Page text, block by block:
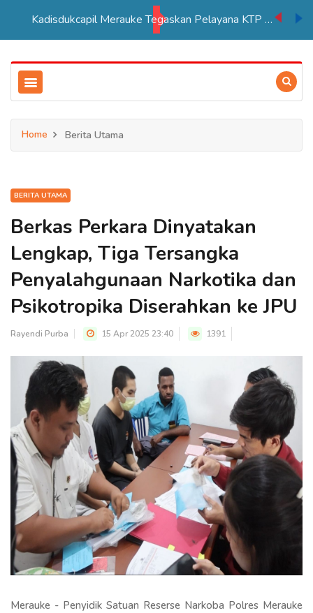
Kadisdukcapil Merauke Tegaskan Pelayana KTP Sesuai SOP
Home Berita Utama
BERITA UTAMA
Berkas Perkara Dinyatakan
Lengkap, Tiga Tersangka
Penyalahgunaan Narkotika dan
Psikotropika Diserahkan ke JPU
Rayendi Purba 15 Apr 2025 23:40 1391
Merauke - Penyidik Satuan Reserse Narkoba Polres Merauke